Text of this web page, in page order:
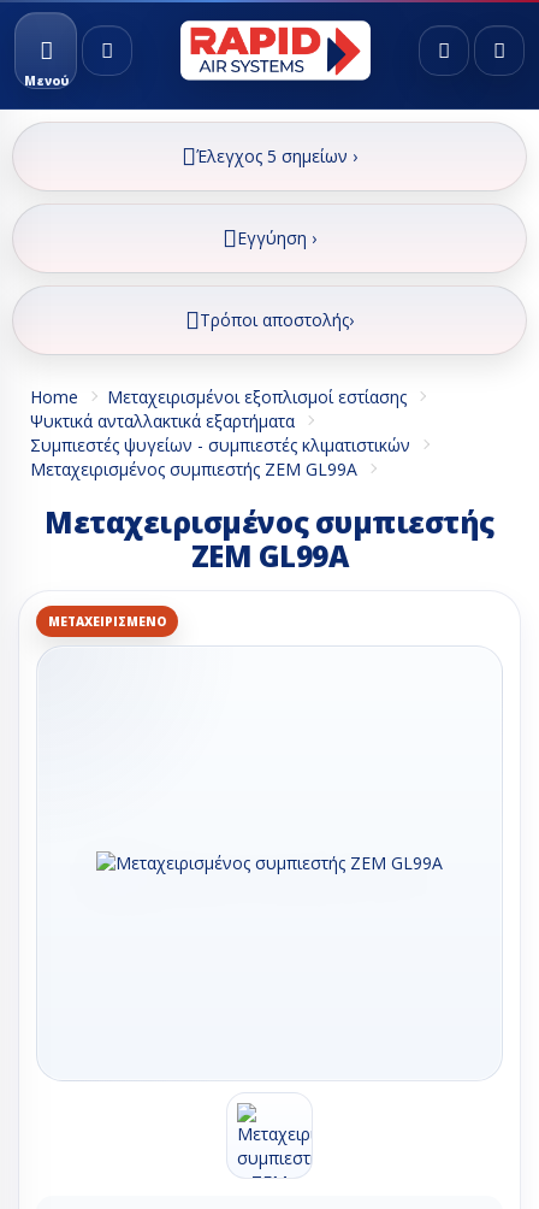
Μενού
Έλεγχος 5 σημείων ›
Εγγύηση ›
Τρόποι αποστολής›
Home
Μεταχειρισμένοι εξοπλισμοί εστίασης
Ψυκτικά ανταλλακτικά εξαρτήματα
Συμπιεστές ψυγείων - συμπιεστές κλιματιστικών
Μεταχειρισμένος συμπιεστής ZEM GL99A
Μεταχειρισμένος συμπιεστής
ZEM GL99A
ΜΕΤΑΧΕΙΡΙΣΜΈΝΟ